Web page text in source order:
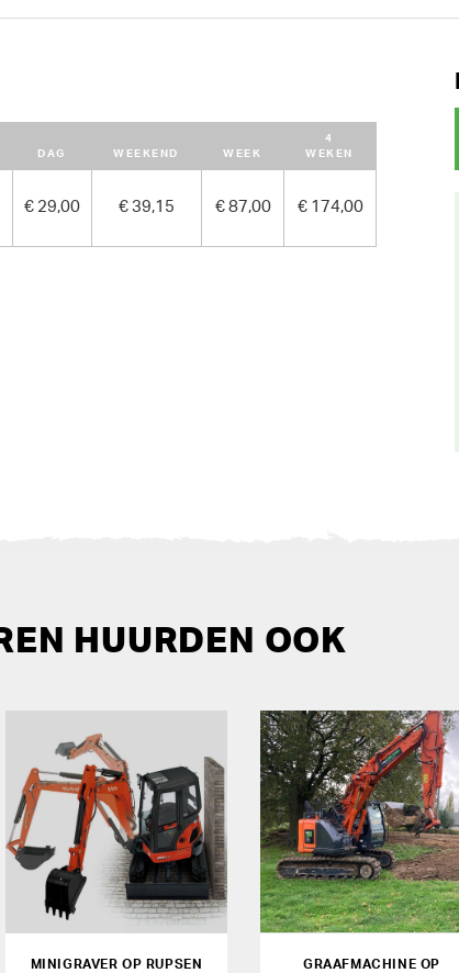
DAG WEEKEND WEEK
4
WEKEN
€ 29,00 € 39,15 € 87,00 € 174,00
HUURDEN OOK
MINIGRAVER OP RUPSEN
GRAAFMACHINE OP